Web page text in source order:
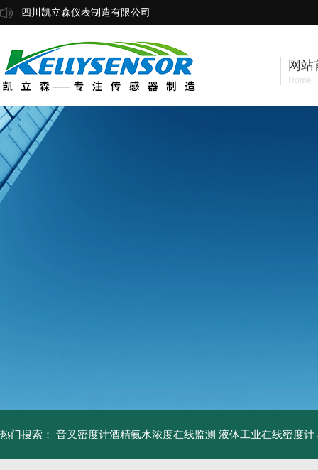
四川凯立森仪表制造有限公司
网站
Home
热门搜索： 音叉密度计酒精氨水浓度在线监测 液体工业在线密度计